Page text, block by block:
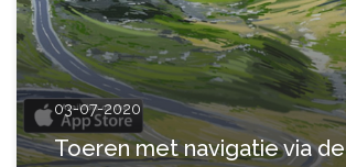
03-07-2020
Toeren met navigatie via de